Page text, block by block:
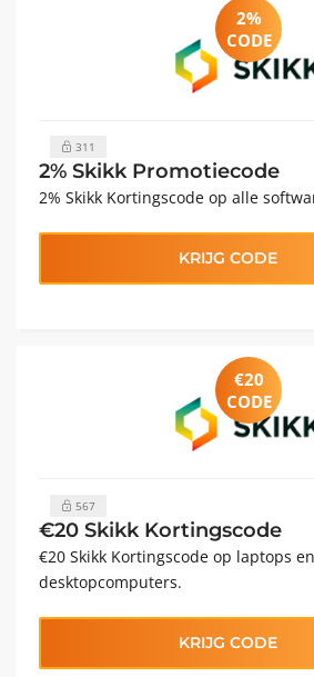
2%
CODE
311
2% Skikk Promotiecode
2% Skikk Kortingscode op alle
KRIJG CODE
€20
CODE
567
€20 Skikk Kortingscode
€20 Skikk Kortingscode op laptops en
desktopcomputers.
KRIJG CODE